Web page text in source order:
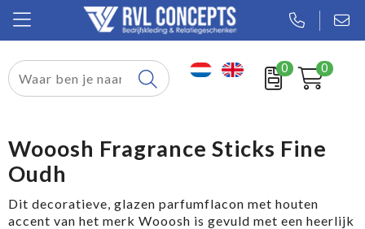
0 0
Relatiegeschenken
Tassen
Sport
Wooosh Fragrance Sticks Fine
Oudh
Dit decoratieve, glazen parfumflacon met houten
accent van het merk Wooosh is gevuld met een heerlijk